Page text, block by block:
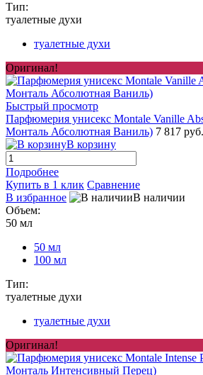
Тип:
туалетные духи
туалетные духи
Оригинал!
Быстрый просмотр
Парфюмерия унисекс Montale Vanille
Монталь Абсолютная Ваниль) 7 817 руб.
В корзину
Подробнее
Купить в 1 клик Сравнение
В избранное
В наличии
Объем:
50 мл
50 мл
100 мл
Тип:
туалетные духи
туалетные духи
Оригинал!